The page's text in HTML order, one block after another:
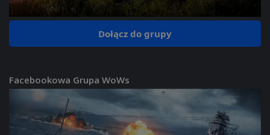
Dołącz do grupy
Facebookowa Grupa WoWs